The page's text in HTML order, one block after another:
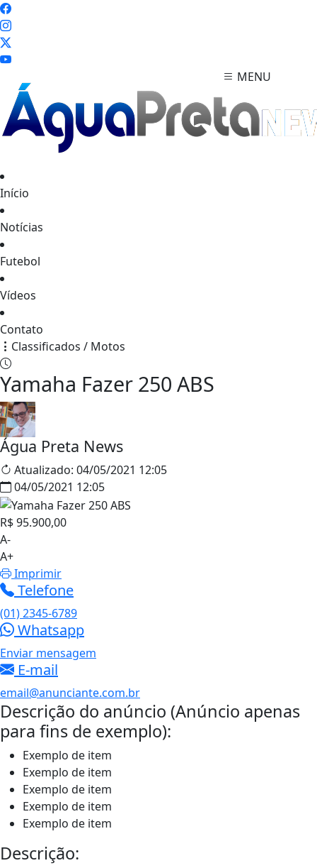
MENU
Início
Notícias
Futebol
Vídeos
Contato
Classificados / Motos
Yamaha Fazer 250 ABS
Água Preta News
Atualizado: 04/05/2021 12:05
04/05/2021 12:05
R$ 95.900,00
A-
A+
Imprimir
Telefone
(01) 2345-6789
Whatsapp
Enviar mensagem
E-mail
email@anunciante.com.br
Descrição do anúncio (Anúncio apenas
para fins de exemplo):
Exemplo de item
Exemplo de item
Exemplo de item
Exemplo de item
Exemplo de item
Descrição: